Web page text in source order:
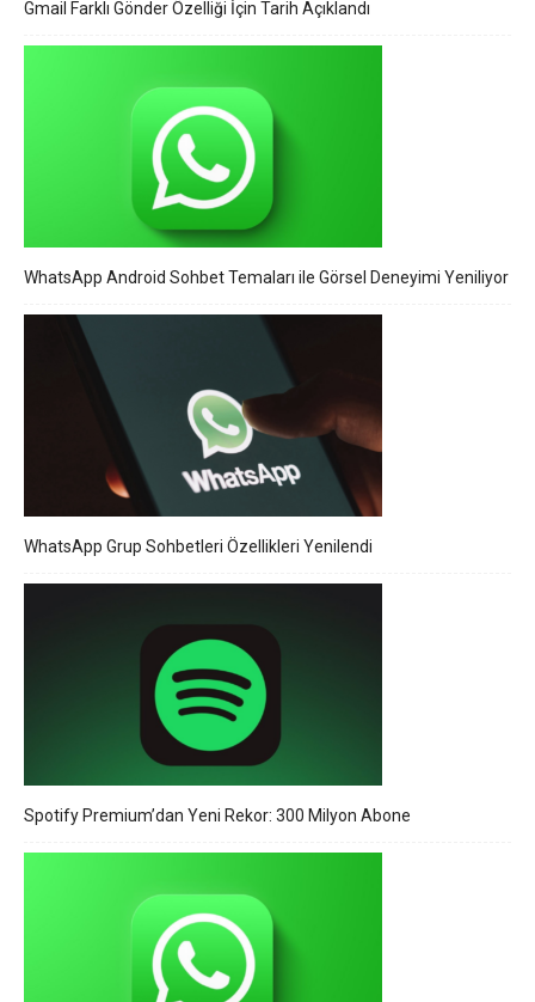
Gmail Farklı Gönder Özelliği İçin Tarih Açıklandı
WhatsApp Android Sohbet Temaları ile Görsel Deneyimi Yeniliyor
WhatsApp Grup Sohbetleri Özellikleri Yenilendi
Spotify Premium’dan Yeni Rekor: 300 Milyon Abone